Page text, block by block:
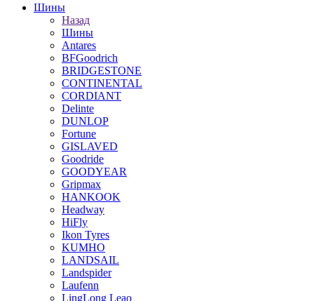
Шины
Назад
Шины
Antares
BFGoodrich
BRIDGESTONE
CONTINENTAL
CORDIANT
Delinte
DUNLOP
Fortune
GISLAVED
Goodride
GOODYEAR
Gripmax
HANKOOK
Headway
HiFly
Ikon Tyres
KUMHO
LANDSAIL
Landspider
Laufenn
LingLong Leao